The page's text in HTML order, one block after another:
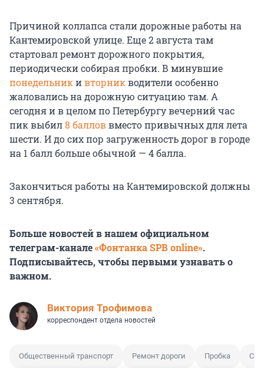
Причиной коллапса стали дорожные работы на
Кантемировской улице. Еще 2 августа там
стартовал ремонт дорожного покрытия,
периодически собирая пробки. В минувшие
понедельникивторникводители особенно
жаловались на дорожную ситуацию там. А
сегодня и в целом по Петербургу вечерний час
пик выбил8 балловвместо привычных для лета
шести. И до сих пор загруженность дорог в городе
на 1 балл больше обычной — 4 балла.
Закончиться работы на Кантемировской должны
3 сентября.
Больше новостей в нашем официальном
телеграм-канале«Фонтанка SPB online».
Подписывайтесь, чтобы первыми узнавать о
важном.
Виктория Трофимова
корреспондент отдела новостей
Общественный транспорт Ремонт дороги Пробка